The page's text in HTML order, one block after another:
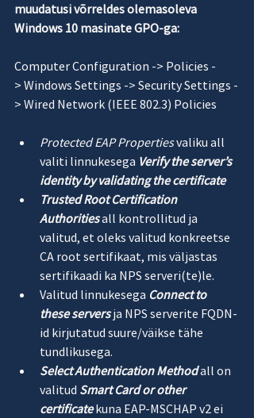
muudatusi võrreldes olemasoleva
Windows 10 masinate GPO-ga:
Computer Configuration -> Policies -
> Windows Settings -> Security Settings -
> Wired Network (IEEE 802.3) Policies
Protected EAP Properties valiku all
valiti linnukesega Verify the server’s
identity by validating the certificate
Trusted Root Certification
Authorities all kontrollitud ja
valitud, et oleks valitud konkreetse
CA root sertifikaat, mis väljastas
sertifikaadi ka NPS serveri(te)le.
Valitud linnukesega Connect to
these servers ja NPS serverite FQDN-
id kirjutatud suure/väikse tähe
tundlikusega.
Select Authentication Methodall on
valitud Smart Card or other
certificate kuna EAP-MSCHAP v2 ei